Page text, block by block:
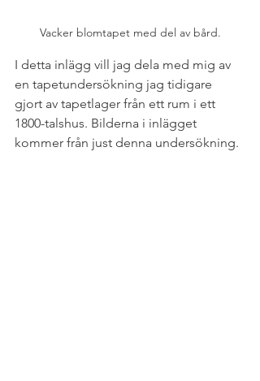
Vacker blomtapet med del av bård.
I detta inlägg vill jag dela med mig av
en tapetundersökning jag tidigare
gjort av tapetlager från ett rum i ett
1800-talshus. Bilderna i inlägget
kommer från just denna undersökning.